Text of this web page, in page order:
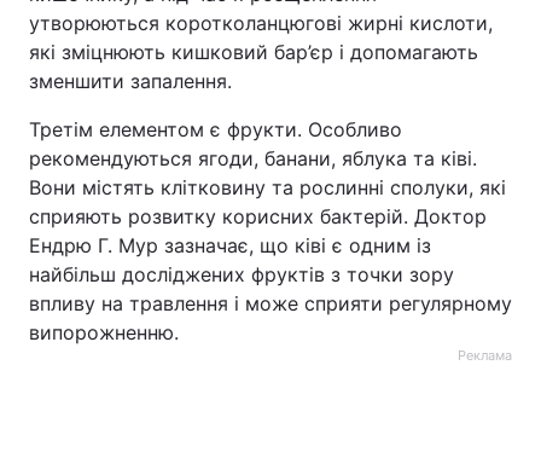
утворюються коротколанцюгові жирні кислоти,
які зміцнюють кишковий бар’єр і допомагають
зменшити запалення.
Третім елементом є фрукти. Особливо
рекомендуються ягоди, банани, яблука та ківі.
Вони містять клітковину та рослинні сполуки, які
сприяють розвитку корисних бактерій. Доктор
Ендрю Г. Мур зазначає, що ківі є одним із
найбільш досліджених фруктів з точки зору
впливу на травлення і може сприяти регулярному
випорожненню.
Реклама